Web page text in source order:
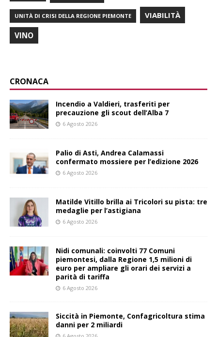
UNITÀ DI CRISI DELLA REGIONE PIEMONTE VIABILITÀ
VINO
CRONACA
Incendio a Valdieri, trasferiti per
precauzione gli scout dell’Alba 7
6 Agosto 2026
Palio di Asti, Andrea Calamassi
confermato mossiere per l’edizione 2026
6 Agosto 2026
Matilde Vitillo brilla ai Tricolori su pista: tre
medaglie per l’astigiana
6 Agosto 2026
Nidi comunali: coinvolti 77 Comuni
piemontesi, dalla Regione 1,5 milioni di
euro per ampliare gli orari dei servizi a
parità di tariffa
6 Agosto 2026
Siccità in Piemonte, Confagricoltura stima
danni per 2 miliardi